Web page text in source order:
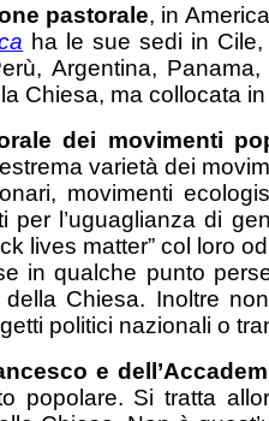
pastorale, in
ha le sue sedi in
Argentina,
Chiesa, ma collocata
dei movimenti
varietà dei
movimenti
per l’uguaglianza di
lives matter” col loro
in qualche punto
Chiesa. Inoltre
politici nazionali o
e
popolare. Si tratta